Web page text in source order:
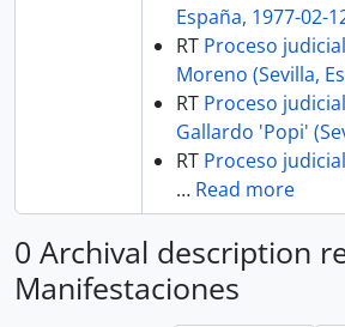
España, 1977-02-
RT Proceso
Moreno (Sevilla,
RT Proceso
Gallardo 'Popi'
RT Proceso
… Read more
0 Archival description
Manifestaciones